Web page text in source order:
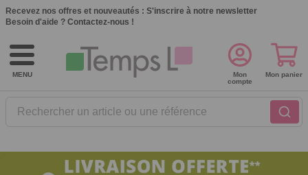
Recevez nos offres et nouveautés : S'inscrire à notre newsletter
Besoin d'aide ? Contactez-nous !
MENU
Rechercher un article ou une référence
Mon
compte
Mon panier